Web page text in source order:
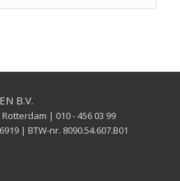
B.V.
| 010 - 456 03 99
| BTW-nr. 8090.54.607.B01